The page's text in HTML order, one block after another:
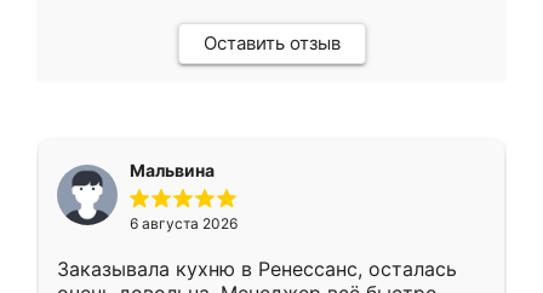
Оставить отзыв
Мальвина
6 августа 2026
Заказывала кухню в Ренессанс, осталась